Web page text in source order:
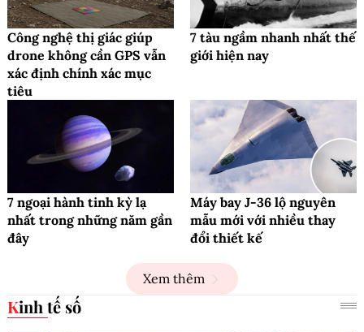
Công nghệ thị giác giúp
drone không cần GPS vẫn
xác định chính xác mục
tiêu
7 tàu ngầm nhanh nhất thế
giới hiện nay
7 ngoại hành tinh kỳ lạ
nhất trong những năm gần
đây
Máy bay J-36 lộ nguyên
mẫu mới với nhiều thay
đổi thiết kế
Xem thêm
Kinh tế số